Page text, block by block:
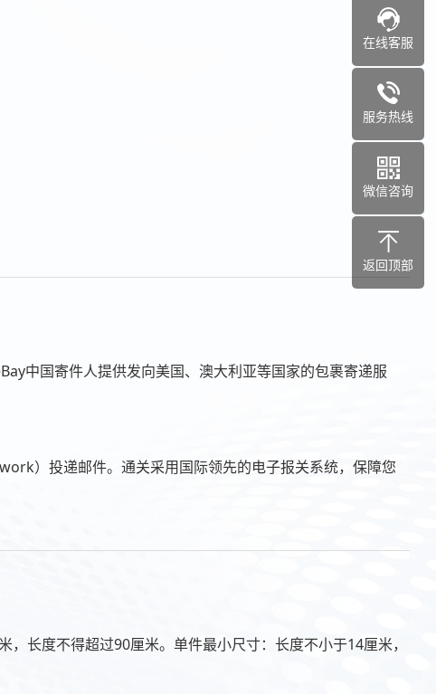
中国寄件人提供发向美国、澳大利亚等国家的包裹寄递服
）投递邮件。通关采用国际领先的电子报关系统，保障您
长度不得超过90厘米。单件最小尺寸：长度不小于14厘米，
在线客服
服务热线
微信咨询
返回顶部